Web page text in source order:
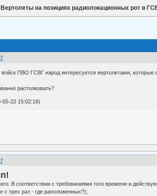
Вертолеты на позициях радиолокационных рот в
ПВО ГСВГ народ интересуется вертолетами, которые
растолковать?
05-22 15:02:16)
В соответствии с требованиями того времени и
с трех раз - где раположенных?);